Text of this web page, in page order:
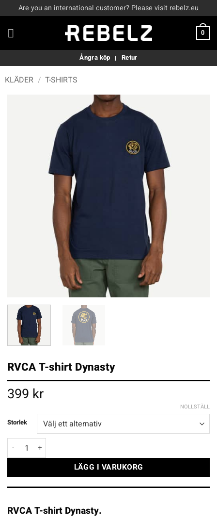
to
content
Are you an international customer? Please visit rebelz.eu
0
Ångra köp Retur
KLÄDER / T-SHIRTS
RVCA T-shirt Dynasty
399 kr
Storlek
NOLLSTÄLL
RVCA T-shirt Dynasty mängd
LÄGG I VARUKORG
RVCA T-shirt Dynasty.